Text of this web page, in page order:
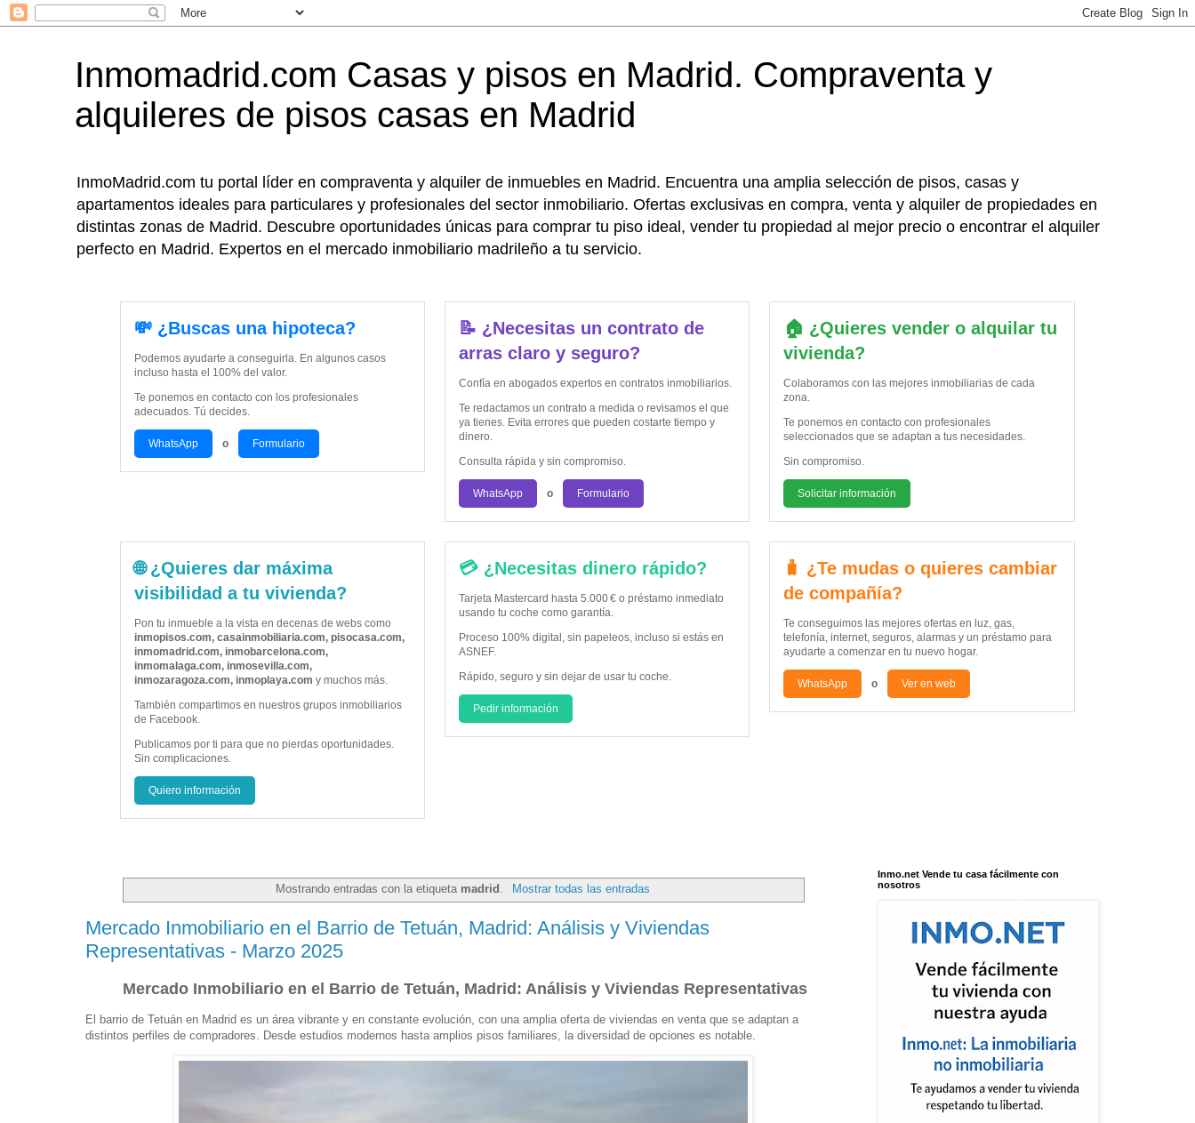
Inmomadrid.com Casas y pisos en Madrid. Compraventa y
alquileres de pisos casas en Madrid
InmoMadrid.com tu portal líder en compraventa y alquiler de inmuebles en Madrid. Encuentra una amplia selección de pisos, casas y
apartamentos ideales para particulares y profesionales del sector inmobiliario. Ofertas exclusivas en compra, venta y alquiler de propiedades en
distintas zonas de Madrid. Descubre oportunidades únicas para comprar tu piso ideal, vender tu propiedad al mejor precio o encontrar el alquiler
perfecto en Madrid. Expertos en el mercado inmobiliario madrileño a tu servicio.
💸 ¿Buscas una hipoteca?
Podemos ayudarte a conseguirla. En algunos casos
incluso hasta el 100% del valor.
Te ponemos en contacto con los profesionales
adecuados. Tú decides.
WhatsApp o Formulario
📝 ¿Necesitas un contrato de
arras claro y seguro?
Confía en abogados expertos en contratos inmobiliarios.
Te redactamos un contrato a medida o revisamos el que
ya tienes. Evita errores que pueden costarte tiempo y
dinero.
Consulta rápida y sin compromiso.
WhatsApp o Formulario
🏠 ¿Quieres vender o alquilar tu
vivienda?
Colaboramos con las mejores inmobiliarias de cada
zona.
Te ponemos en contacto con profesionales
seleccionados que se adaptan a tus necesidades.
Sin compromiso.
Solicitar información
🌐 ¿Quieres dar máxima
visibilidad a tu vivienda?
Pon tu inmueble a la vista en decenas de webs como
inmopisos.com, casainmobiliaria.com, pisocasa.com,
inmomadrid.com, inmobarcelona.com,
inmomalaga.com, inmosevilla.com,
inmozaragoza.com, inmoplaya.com y muchos más.
También compartimos en nuestros grupos inmobiliarios
de Facebook.
Publicamos por ti para que no pierdas oportunidades.
Sin complicaciones.
Quiero información
💳 ¿Necesitas dinero rápido?
Tarjeta Mastercard hasta 5.000 € o préstamo inmediato
usando tu coche como garantía.
Proceso 100% digital, sin papeleos, incluso si estás en
ASNEF.
Rápido, seguro y sin dejar de usar tu coche.
Pedir información
🧳 ¿Te mudas o quieres cambiar
de compañía?
Te conseguimos las mejores ofertas en luz, gas,
telefonía, internet, seguros, alarmas y un préstamo para
ayudarte a comenzar en tu nuevo hogar.
WhatsApp o Ver en web
Mostrando entradas con la etiqueta madrid Mostrar todas las entradas
Mercado Inmobiliario en el Barrio de Tetuán, Madrid: Análisis y Viviendas
Representativas - Marzo 2025
Mercado Inmobiliario en el Barrio de Tetuán, Madrid: Análisis y Viviendas Representativas
El barrio de Tetuán en Madrid es un área vibrante y en constante evolución, con una amplia oferta de viviendas en venta que se adaptan a
distintos perfiles de compradores. Desde estudios modernos hasta amplios pisos familiares, la diversidad de opciones es notable.
Inmo.net Vende tu casa fácilmente con
nosotros